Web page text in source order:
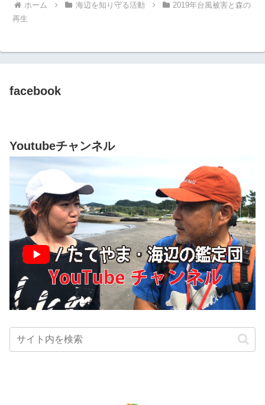
ホーム 海辺を知り守る活動
2019年台風被害と森の
再生
facebook
Youtubeチャンネル